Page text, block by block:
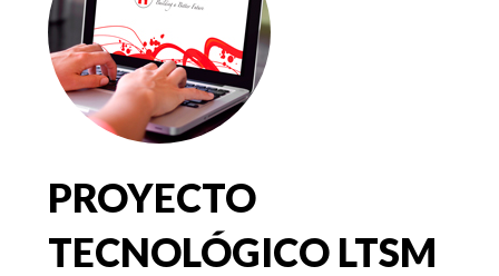
EGRESADOS
PROYECTO
TECNOLÓGICO LTSM